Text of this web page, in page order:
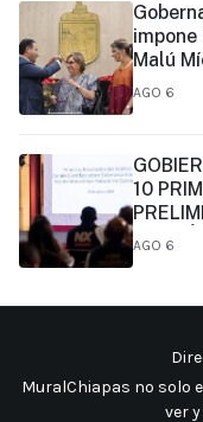
Malú
AGO 6
10
AGO 6
MuralChiapas no solo
ver